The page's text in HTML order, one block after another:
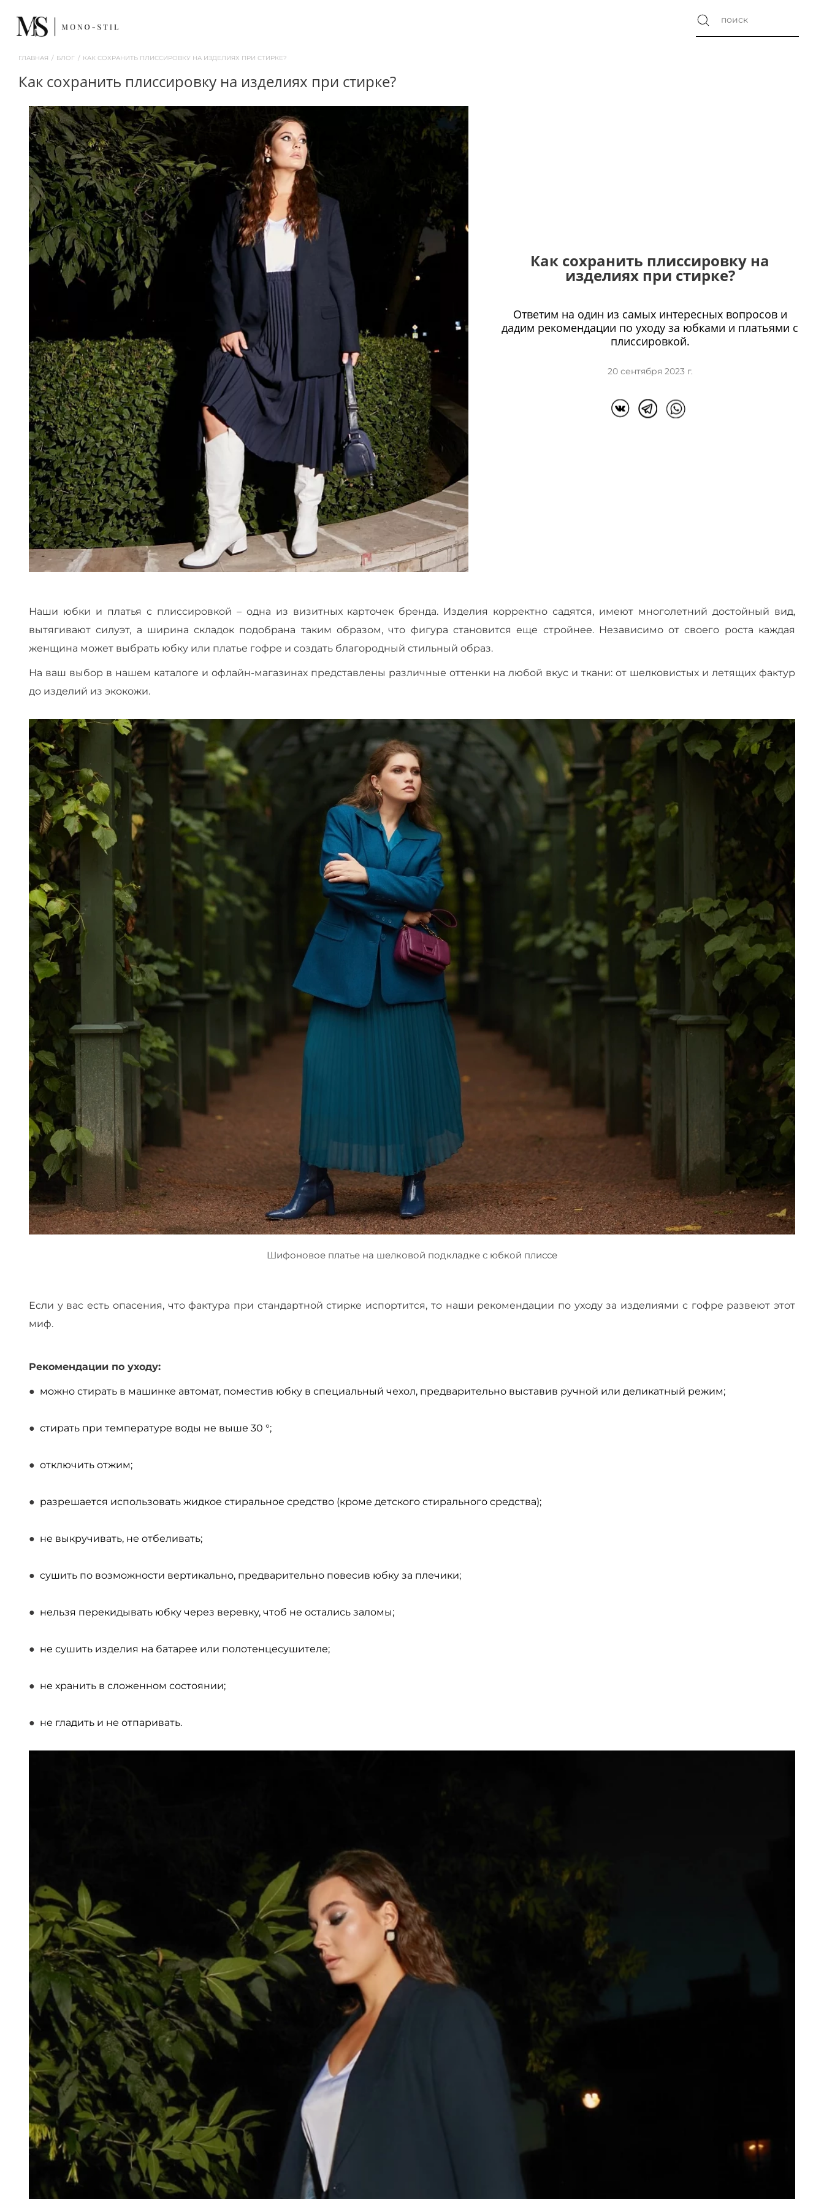
ГЛАВНАЯ / БЛОГ / КАК СОХРАНИТЬ ПЛИССИРОВКУ НА ИЗДЕЛИЯХ ПРИ СТИРКЕ?
как сохранить плиссировку на изделиях при стирке?
Как сохранить плиссировку на
изделиях при стирке?
Ответим на один из самых интересных вопросов и
дадим рекомендации по уходу за юбками и платьями с
плиссировкой.
20 сентября 2023 г.
Наши юбки и платья с плиссировкой – одна из визитных карточек бренда. Изделия корректно садятся, имеют многолетний достойный вид,
вытягивают силуэт, а ширина складок подобрана таким образом, что фигура становится еще стройнее. Независимо от своего роста каждая
женщина может выбрать юбку или платье гофре и создать благородный стильный образ.
На ваш выбор в нашем каталоге и офлайн-магазинах представлены различные оттенки на любой вкус и ткани: от шелковистых и летящих фактур
до изделий из экокожи.
Шифоновое платье на шелковой подкладке с юбкой плиссе
Если у вас есть опасения, что фактура при стандартной стирке испортится, то наши рекомендации по уходу за изделиями с гофре развеют этот
миф.
Рекомендации по уходу:
можно стирать в машинке автомат, поместив юбку в специальный чехол, предварительно выставив ручной или деликатный режим;
стирать при температуре воды не выше 30 °;
отключить отжим;
разрешается использовать жидкое стиральное средство (кроме детского стирального средства);
не выкручивать, не отбеливать;
сушить по возможности вертикально, предварительно повесив юбку за плечики;
нельзя перекидывать юбку через веревку, чтоб не остались заломы;
не сушить изделия на батарее или полотенцесушителе;
не хранить в сложенном состоянии;
не гладить и не отпаривать.